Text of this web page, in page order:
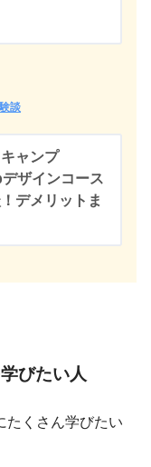
談
ャンプ
ザインコース
デメリットま
びたい人
たくさん学びたい